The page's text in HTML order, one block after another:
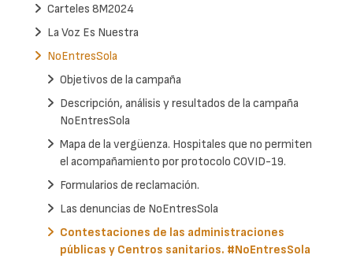
Carteles 8M2024
La Voz Es Nuestra
NoEntresSola
Objetivos de la campaña
Descripción, análisis y resultados de la campaña
NoEntresSola
Mapa de la vergüenza. Hospitales que no permiten
el acompañamiento por protocolo COVID-19.
Formularios de reclamación.
Las denuncias de NoEntresSola
Contestaciones de las administraciones
públicas y Centros sanitarios. #NoEntresSola